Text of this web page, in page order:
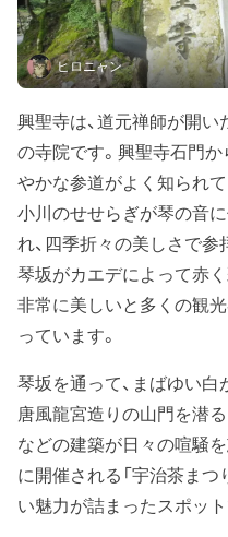
ヒロニャン
興聖寺は、道元禅師が開
の寺院です。興聖寺石門
やかな参道がよく知られ
小川のせせらぎが琴の音
れ、四季折々の美しさで参
琴坂がカエデによって赤
非常に美しいと多くの観
っています。
琴坂を通って、まばゆい
唐風龍宮造りの山門を潜
などの建築が日々の喧騒
に開催される「宇治茶まつ
い魅力が詰まったスポット